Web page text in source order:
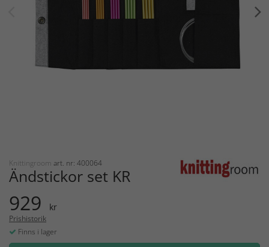
Knittingroom art. nr: 400064
Ändstickor set KR
929 kr
Prishistorik
Finns i lager